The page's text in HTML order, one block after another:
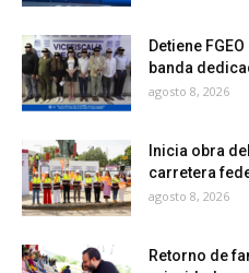
Detiene
banda
agosto 8, 2026
Inicia obra
carretera
agosto 8, 2026
Retorno de